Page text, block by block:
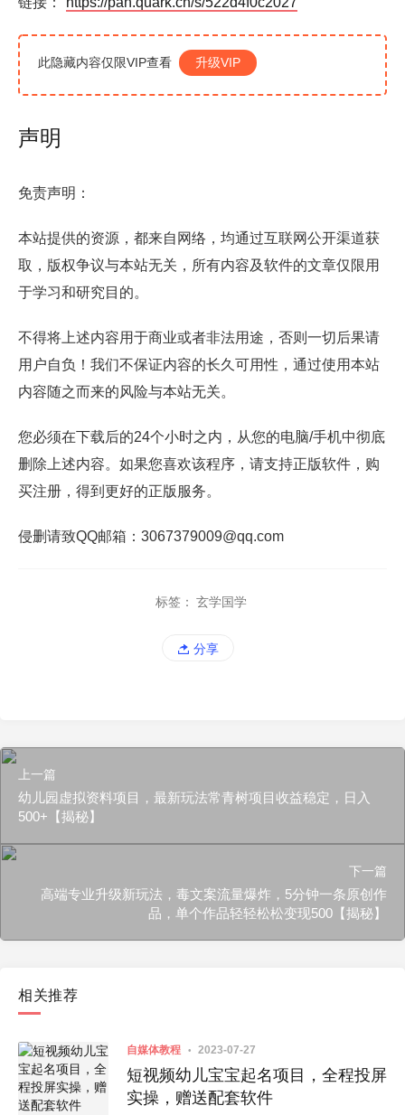
此隐藏内容仅限VIP查看 升级VIP
声明
免责声明：
本站提供的资源，都来自网络，均通过互联网公开渠道获
取，版权争议与本站无关，所有内容及软件的文章仅限用
于学习和研究目的。
不得将上述内容用于商业或者非法用途，否则一切后果请
用户自负！我们不保证内容的长久可用性，通过使用本站
内容随之而来的风险与本站无关。
您必须在下载后的24个小时之内，从您的电脑/手机中彻底
删除上述内容。如果您喜欢该程序，请支持正版软件，购
买注册，得到更好的正版服务。
侵删请致QQ邮箱：3067379009@qq.com
标签： 玄学国学
分享
上一篇
幼儿园虚拟资料项目，最新玩法常青树项目收益稳定，日入
500+【揭秘】
下一篇
高端专业升级新玩法，毒文案流量爆炸，5分钟一条原创作
品，单个作品轻轻松松变现500【揭秘】
相关推荐
自媒体教程 2023-07-27
短视频幼儿宝宝起名项目，全程投屏
实操，赠送配套软件